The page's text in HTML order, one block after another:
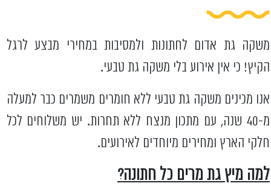
משקה גת אדום לחתונות ולמסיבות במחירי מבצע לרגל
הקיץ! כי אין אירוע בלי משקה גת טבעי.
אנו מכינים משקה גת טבעי ללא חומרים משמרים כבר למעלה
מ-40 שנה, עם מתכון מנצח ללא תחרות. יש משלוחים לכל
חלקי הארץ ומחירים מיוחדים לאירועים.
למה מיץ גת מרים כל חתונה?